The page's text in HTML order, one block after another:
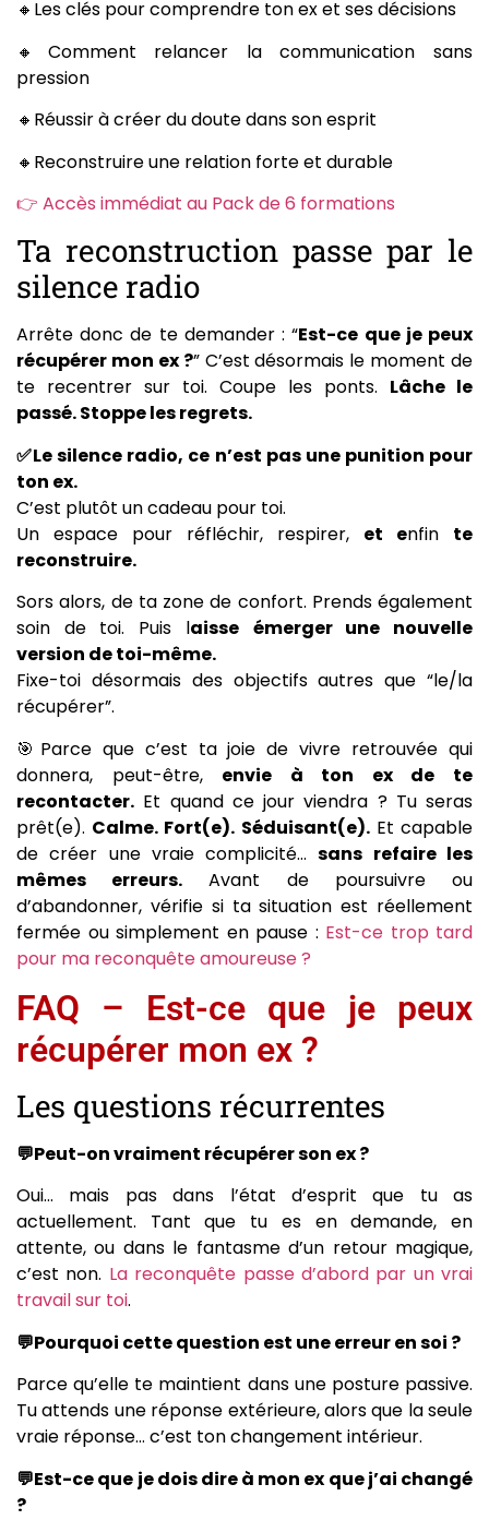
🔸Les clés pour comprendre ton ex et ses décisions
🔸Comment relancer la communication sans
pression
🔸Réussir à créer du doute dans son esprit
🔸Reconstruire une relation forte et durable
👉 Accès immédiat au Pack de 6 formations
Ta reconstruction passe par le
silence radio
Arrête donc de te demander : “Est-ce que je peux
récupérer mon ex ?” C’est désormais le moment de
te recentrer sur toi. Coupe les ponts. Lâche le
passé. Stoppe les regrets.
✅Le silence radio, ce n’est pas une punition pour
ton ex.
C’est plutôt un cadeau pour toi.
Un espace pour réfléchir, respirer, et enfin te
reconstruire.
Sors alors, de ta zone de confort. Prends également
soin de toi. Puis laisse émerger une nouvelle
version de toi-même.
Fixe-toi désormais des objectifs autres que “le/la
récupérer”.
🎯Parce que c’est ta joie de vivre retrouvée qui
donnera, peut-être, envie à ton ex de te
recontacter. Et quand ce jour viendra ? Tu seras
prêt(e). Calme. Fort(e). Séduisant(e).Et capable
de créer une vraie complicité…sans refaire les
mêmes erreurs. Avant de poursuivre ou
d’abandonner, vérifie si ta situation est réellement
fermée ou simplement en pause : Est-ce trop tard
pour ma reconquête amoureuse ?
FAQ – Est-ce que je peux
récupérer mon ex ?
Les questions récurrentes
💬Peut-on vraiment récupérer son ex ?
Oui… mais pas dans l’état d’esprit que tu as
actuellement. Tant que tu es en demande, en
attente, ou dans le fantasme d’un retour magique,
c’est non. La reconquête passe d’abord par un vrai
travail sur toi.
💬Pourquoi cette question est une erreur en soi ?
Parce qu’elle te maintient dans une posture passive.
Tu attends une réponse extérieure, alors que la seule
vraie réponse… c’est ton changement intérieur.
💬Est-ce que je dois dire à mon ex que j’ai changé
?